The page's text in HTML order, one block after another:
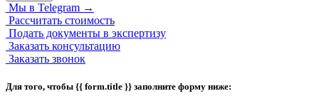
Мы в Telegram →
Рассчитать стоимость
Подать документы в экспертизу
Заказать консультацию
Заказать звонок
Для того, чтобы {{ form.title }} заполните форму ниже: